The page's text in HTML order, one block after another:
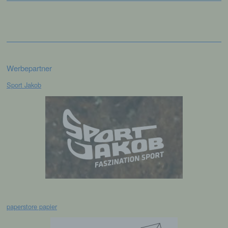
Werbepartner
Sport Jakob
paperstore papier
d) Einschränkung der Verarbeitung
Markierung gespeicherter
personenbezogener Daten mit dem Ziel, ihre
künftige Verarbeitung einzuschränken.
e) Profiling
personenbezogenen Daten verwendet
werden, um bestimmte persönliche Aspekte,
die sich auf eine natürliche Person beziehen,